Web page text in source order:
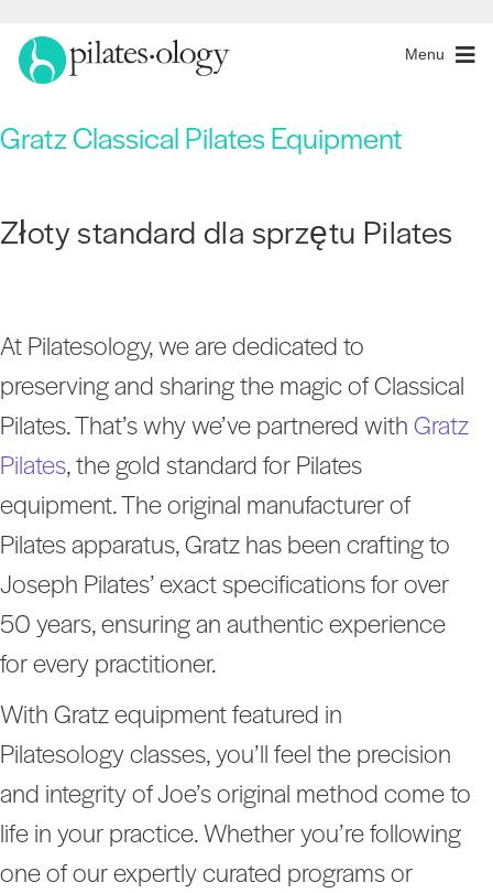
Menu
Gratz Classical Pilates Equipment
Złoty standard dla sprzętu Pilates
At Pilatesology, we are dedicated to
preserving and sharing the magic of Classical
Pilates. That’s why we’ve partnered withGratz
Pilates, the gold standard for Pilates
equipment. The original manufacturer of
Pilates apparatus, Gratz has been crafting to
Joseph Pilates’ exact specifications for over
50 years, ensuring an authentic experience
for every practitioner.
With Gratz equipment featured in
Pilatesology classes, you’ll feel the precision
and integrity of Joe’s original method come to
life in your practice. Whether you’re following
one of our expertly curated programs or